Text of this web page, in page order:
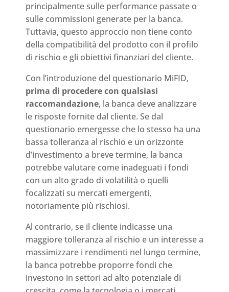
principalmente sulle performance passate o
sulle commissioni generate per la banca.
Tuttavia, questo approccio non tiene conto
della compatibilità del prodotto con il profilo
di rischio e gli obiettivi finanziari del cliente.
Con l’introduzione del questionario MiFID,
prima di procedere con qualsiasi
raccomandazione, la banca deve analizzare
le risposte fornite dal cliente. Se dal
questionario emergesse che lo stesso ha una
bassa tolleranza al rischio e un orizzonte
d’investimento a breve termine, la banca
potrebbe valutare come inadeguati i fondi
con un alto grado di volatilità o quelli
focalizzati su mercati emergenti,
notoriamente più rischiosi.
Al contrario, se il cliente indicasse una
maggiore tolleranza al rischio e un interesse a
massimizzare i rendimenti nel lungo termine,
la banca potrebbe proporre fondi che
investono in settori ad alto potenziale di